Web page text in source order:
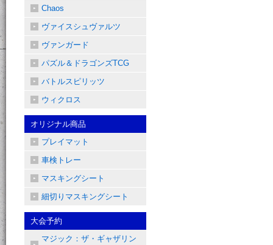
Chaos
ヴァイスシュヴァルツ
ヴァンガード
パズル＆ドラゴンズTCG
バトルスピリッツ
ウィクロス
オリジナル商品
プレイマット
車検トレー
マスキングシート
細切りマスキングシート
大会予約
マジック：ザ・ギャザリン